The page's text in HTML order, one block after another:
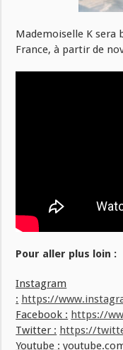
Mademoiselle K sera
France, à partir de
Pour aller plus loin :
Instagram
: https://
Facebook : https://
Twitter : https://
Youtube :